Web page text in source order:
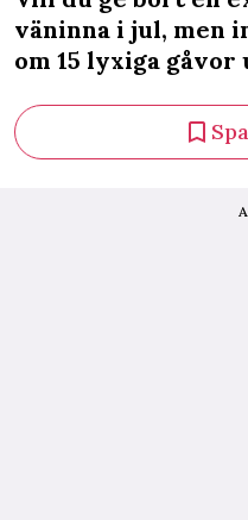
väninna i jul, men
om 15 lyxiga